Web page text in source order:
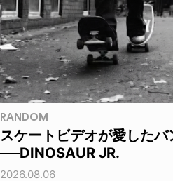
RANDOM
スケートビデオが愛したバ
──DINOSAUR JR.
2026.08.06